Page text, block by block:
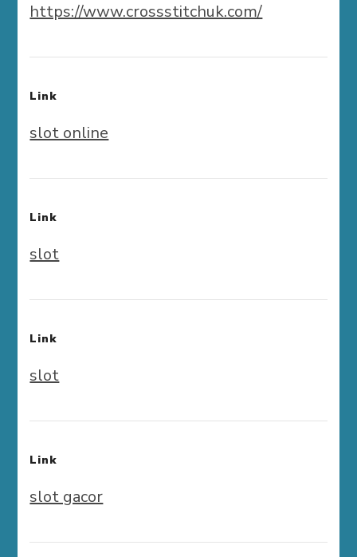
https://www.crossstitchuk.com/
Link
slot online
Link
slot
Link
slot
Link
slot gacor